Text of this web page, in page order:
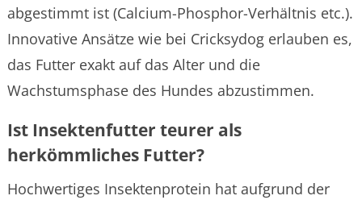
abgestimmt ist (Calcium-Phosphor-Verhältnis etc.).
Innovative Ansätze wie bei Cricksydog erlauben es,
das Futter exakt auf das Alter und die
Wachstumsphase des Hundes abzustimmen.
Ist Insektenfutter teurer als
herkömmliches Futter?
Hochwertiges Insektenprotein hat aufgrund der